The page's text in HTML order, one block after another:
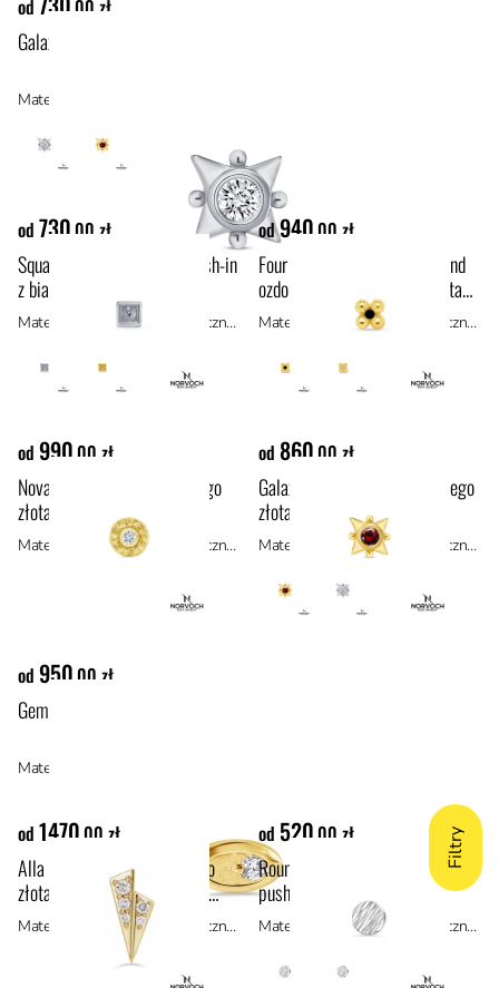
od ,00 zł
Galaxy ozdoba push-in z białego żółtego złota 14k
Materiał: materiały hipoalergiczne, złoto 14k
od 730,00 zł
Square with bead ozdoba push-in
z białego złota 14k
Materiał: materiały hipoalergiczne, złoto 14k
od940,00 zł
Four beads with black diamond
ozdoba push-in z żółtego złota
14k
Materiał: materiały hipoalergiczne, złoto 14k
od 990,00 zł
Nova ozdoba push-in z żółtego
złota 14k z cyrkonią
Materiał: materiały hipoalergiczne, złoto 14k
od 860,00 zł
Galaxy ozdoba push-in z żółtego
złota 14k z rubinem
Materiał: materiały hipoalergiczne, złoto 14k
od 950,00 zł
Gemmed oval ozdoba push-in z żółtego złota 14k
Materiał: materiały hipoalergiczne, złoto 14k
od 1470,00 zł
Alla ozdoba push-in z żółtego
złota 14k z cyrkonią ( prawa
strona )
Materiał: materiały hipoalergiczne, złoto 14k
od 520,00 zł
Round disc diamond cut ozdoba
push-in z białego złota 14k
Materiał: materiały hipoalergiczne, złoto 14k
Filtry